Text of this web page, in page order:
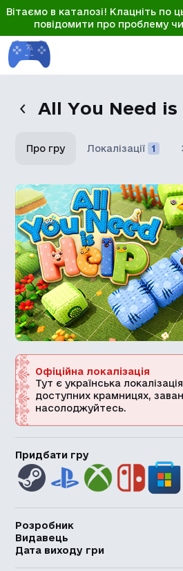
Вітаємо в каталозі! Клацніть по
повідомити про проблему
All You Need is
Про гру Локалізації 1
Офіційна локалізація
Тут є українська
доступних крамницях,
насолоджуйтесь.
Придбати гру
Розробник
Видавець
Дата виходу гри